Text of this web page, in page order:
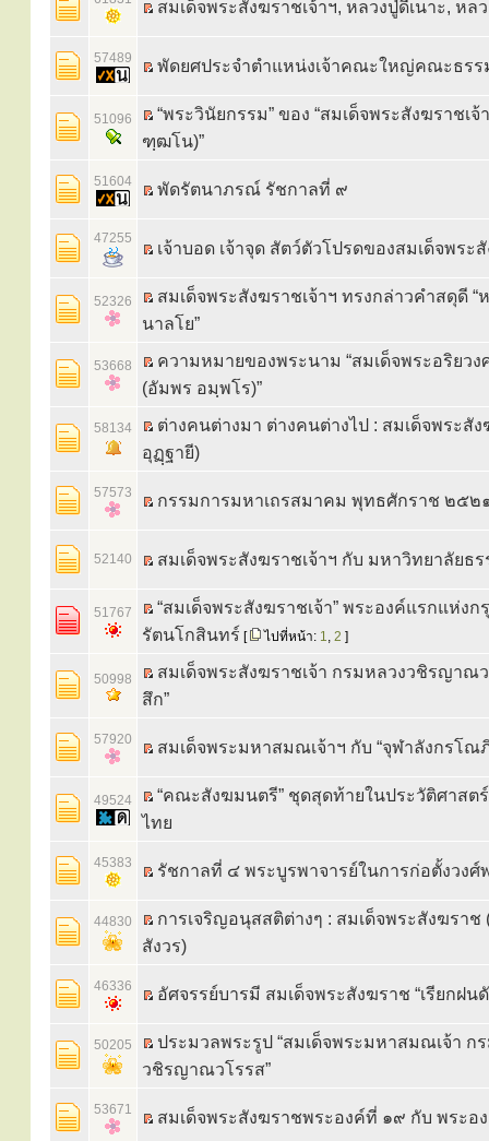
สมเด็จพระสังฆราชเจ้าฯ, หลวงปู่ดีเนาะ, หล
57489 พัดยศประจำตำแหน่งเจ้าคณะใหญ่คณะธรร
51096
“พระวินัยกรรม” ของ “สมเด็จพระสังฆราชเจ้
ฑฺฒโน)”
51604 พัดรัตนาภรณ์ รัชกาลที่ ๙
47255
เจ้าบอด เจ้าจุด สัตว์ตัวโปรดของสมเด็จพระ
52326
สมเด็จพระสังฆราชเจ้าฯ ทรงกล่าวคำสดุดี “
นาลโย”
53668
ความหมายของพระนาม “สมเด็จพระอริยว
(อัมพร อมฺพโร)”
58134
ต่างคนต่างมา ต่างคนต่างไป : สมเด็จพระสั
อุฏฺฐายี)
57573 กรรมการมหาเถรสมาคม พุทธศักราช ๒๕๒
52140 สมเด็จพระสังฆราชเจ้าฯ กับ มหาวิทยาลัยธ
51767
“สมเด็จพระสังฆราชเจ้า” พระองค์แรกแห่งก
รัตนโกสินทร์ [ ไปที่หน้า: 1, 2 ]
50998
สมเด็จพระสังฆราชเจ้า กรมหลวงวชิรญาณว
สึก”
57920 สมเด็จพระมหาสมณเจ้าฯ กับ “จุฬาลังกรโณ
49524
“คณะสังฆมนตรี” ชุดสุดท้ายในประวัติศาส
ไทย
45383 รัชกาลที่ ๔ พระบูรพาจารย์ในการก่อตั้งวงศ์
44830
การเจริญอนุสสติต่างๆ : สมเด็จพระสังฆรา
สังวร)
46336 อัศจรรย์บารมี สมเด็จพระสังฆราช “เรียกฝน
50205
ประมวลพระรูป “สมเด็จพระมหาสมณเจ้า ก
วชิรญาณวโรรส”
53671 สมเด็จพระสังฆราชพระองค์ที่ ๑๙ กับ พระอ